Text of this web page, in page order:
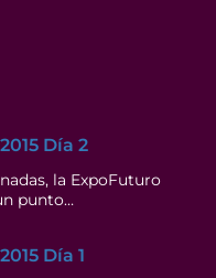
Día 2
la ExpoFuturo
punto…
Día 1